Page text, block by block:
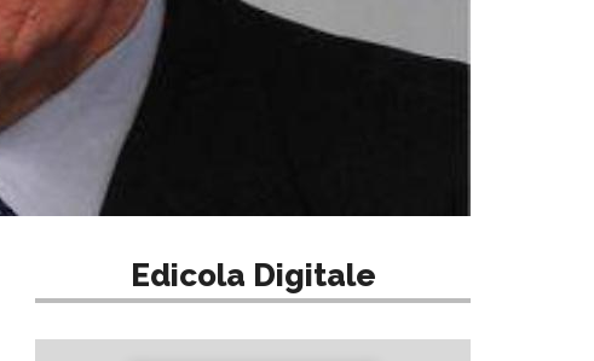
Edicola Digitale